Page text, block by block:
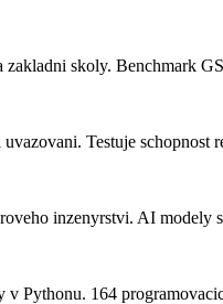
zakladni skoly. Benchmark
. Testuje schopnost
inzenyrstvi. AI modely
v Pythonu. 164